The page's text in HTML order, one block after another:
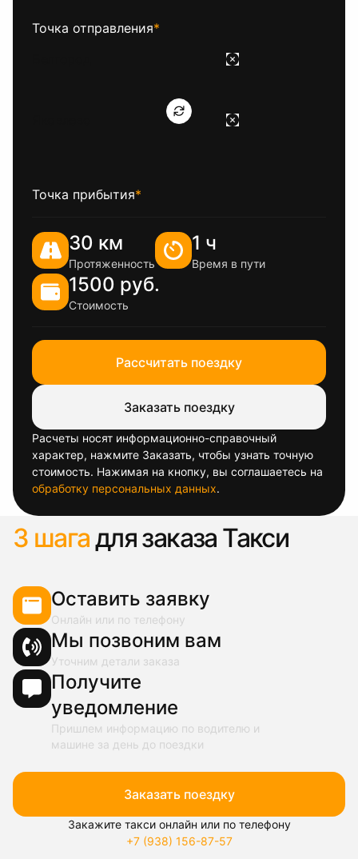
Точка отправления*
Точка прибытия*
30 км
Протяженность
1 ч
Время в пути
1500 руб.
Стоимость
Рассчитать поездку
Заказать поездку
Расчеты носят информационно-справочный
характер, нажмите Заказать, чтобы узнать точную
стоимость. Нажимая на кнопку, вы соглашаетесь на
обработку персональных данных.
3 шагадля заказа Такси
Оставить заявку
Онлайн или по телефону
Мы позвоним вам
Уточним детали заказа
Получите
уведомление
Пришлем информацию по водителю и
машине за день до поездки
Заказать поездку
Закажите такси онлайн или по телефону
+7 (938) 156-87-57